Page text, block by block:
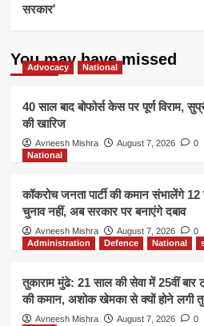
सरकार’
You may have missed
Advocacy National
40 साल बाद बोफोर्स केस पर पूर्ण विराम,
की खारिज
Avneesh Mishra August 7, 2026
0
National
कॉकरोच जनता पार्टी की कमान संभालेंगे
चुनाव नहीं, अब सरकार पर बनाएंगे दबाव
Avneesh Mishra August 7, 2026
0
Administration
Defence National
तुकाराम मुंढे: 21 साल की सेवा में 25वीं बार
की कमान, अशोक खेमका से क्यों होने लगी
Avneesh Mishra August 7, 2026
0